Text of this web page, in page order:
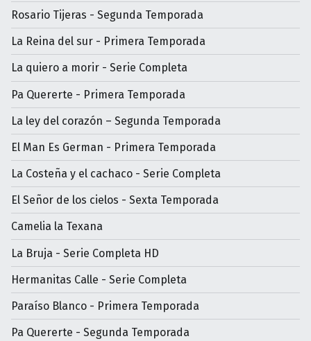
Rosario Tijeras - Segunda Temporada
La Reina del sur - Primera Temporada
La quiero a morir - Serie Completa
Pa Quererte - Primera Temporada
La ley del corazón – Segunda Temporada
El Man Es German - Primera Temporada
La Costeña y el cachaco - Serie Completa
El Señor de los cielos - Sexta Temporada
Camelia la Texana
La Bruja - Serie Completa HD
Hermanitas Calle - Serie Completa
Paraíso Blanco - Primera Temporada
Pa Quererte - Segunda Temporada